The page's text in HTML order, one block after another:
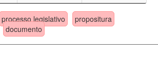
processo legislativo
propositura
documento